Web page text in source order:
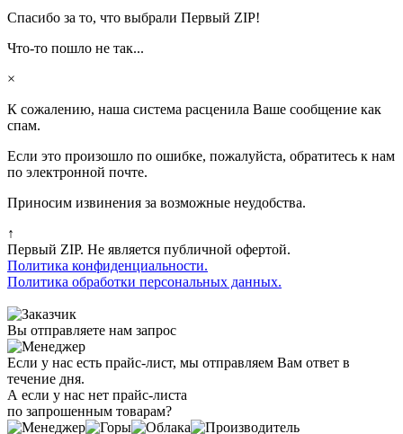
Спасибо за то, что выбрали Первый ZIP!
Что-то пошло не так...
×
К сожалению, наша система расценила Ваше сообщение как
спам.
Если это произошло по ошибке, пожалуйста, обратитесь к нам
по электронной почте.
Приносим извинения за возможные неудобства.
↑
Первый ZIP. Не является публичной офертой.
Политика конфиденциальности.
Политика обработки персональных данных.
Вы отправляете нам запрос
Если у нас есть прайс-лист, мы отправляем Вам ответ в
течение дня.
А если у нас нет прайс-листа
по запрошенным товарам?